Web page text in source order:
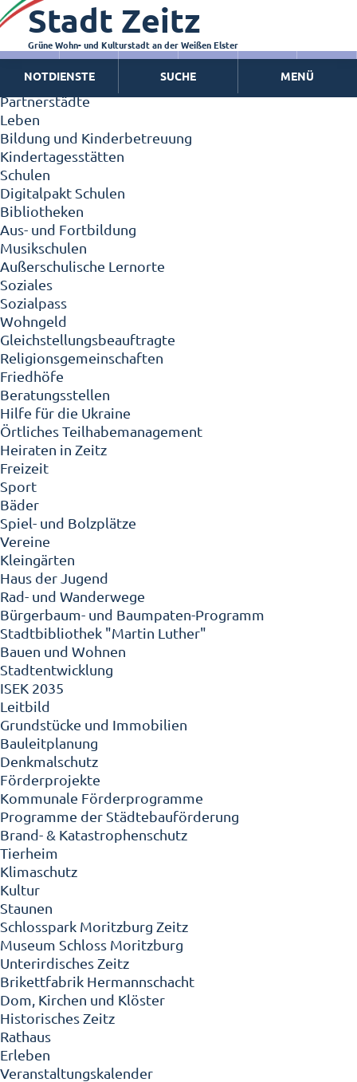
Zeitz - Die Kleinstadt
Willkommen in Zeitz!
Interview mit Oberbürgermeister Christian Thieme
Zeitz - Stadt der Zukunft
Ortschaften
Partnerstädte
Leben
Bildung und Kinderbetreuung
Kindertagesstätten
Schulen
Digitalpakt Schulen
Bibliotheken
Aus- und Fortbildung
Musikschulen
Außerschulische Lernorte
Soziales
Sozialpass
Wohngeld
Gleichstellungsbeauftragte
Religionsgemeinschaften
Friedhöfe
Beratungsstellen
Hilfe für die Ukraine
Örtliches Teilhabemanagement
Heiraten in Zeitz
Freizeit
Sport
Bäder
Spiel- und Bolzplätze
Vereine
Kleingärten
Haus der Jugend
Rad- und Wanderwege
Bürgerbaum- und Baumpaten-Programm
Stadtbibliothek "Martin Luther"
Bauen und Wohnen
Stadtentwicklung
ISEK 2035
Leitbild
Grundstücke und Immobilien
Bauleitplanung
Denkmalschutz
Förderprojekte
Kommunale Förderprogramme
Programme der Städtebauförderung
Brand- & Katastrophenschutz
Tierheim
Klimaschutz
Kultur
Staunen
Schlosspark Moritzburg Zeitz
Museum Schloss Moritzburg
Unterirdisches Zeitz
Brikettfabrik Hermannschacht
Dom, Kirchen und Klöster
Historisches Zeitz
Rathaus
Erleben
Veranstaltungskalender
Stadt Zeitz
Grüne Wohn- und Kulturstadt an der Weißen Elster
NOTDIENSTE SUCHE MENÜ